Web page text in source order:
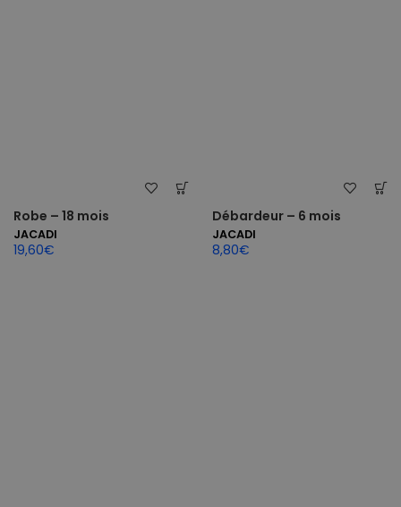
Robe – 18 mois
JACADI
19,60€
Débardeur – 6 mois
JACADI
8,80€